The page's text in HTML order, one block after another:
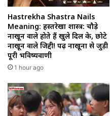
Hastrekha Shastra Nails
Meaning: हस्तरेखा शास्त्र: चौड़े
नाखून वाले होते हैं खुले दिल के, छोटे
नाखून वाले जिद्दी! पढ़ें नाखूनों से जुड़ी
पूरी भविष्यवाणी
1 hour ago